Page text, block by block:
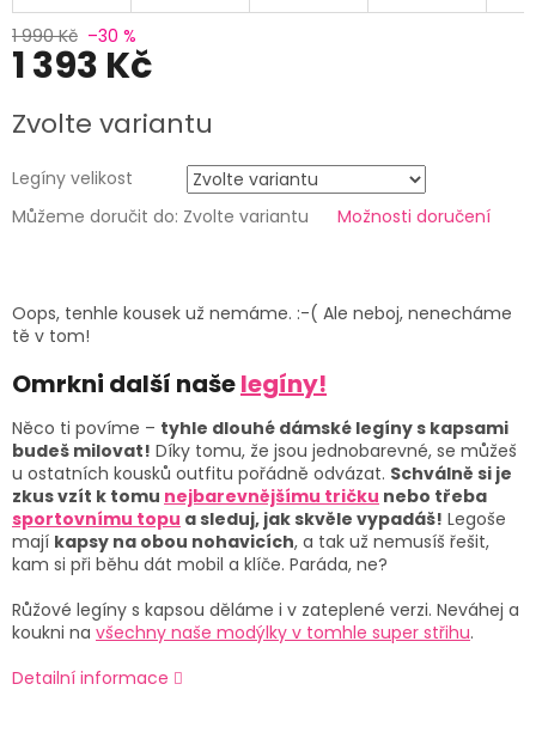
1 990 Kč –30 %
1 393 Kč
cena:
Zvolte variantu
Legíny velikost
Můžeme doručit do: Zvolte variantu Možnosti doručení
Oops, tenhle kousek už nemáme. :-( Ale neboj, nenecháme
tě v tom!
Omrkni další našelegíny!
Něco ti povíme – tyhle dlouhé dámské legíny s kapsami
budeš milovat! Díky tomu, že jsou jednobarevné, se můžeš
u ostatních kousků outfitu pořádně odvázat. Schválně si je
zkus vzít k tomu nejbarevnějšímu tričku nebo třeba
sportovnímu topu a sleduj, jak skvěle vypadáš! Legoše
mají kapsy na obou nohavicích, a tak už nemusíš řešit,
kam si při běhu dát mobil a klíče. Paráda, ne?
Růžové legíny s kapsou děláme i v zateplené verzi. Neváhej a
koukni na všechny naše modýlky v tomhle super střihu.
Detailní informace